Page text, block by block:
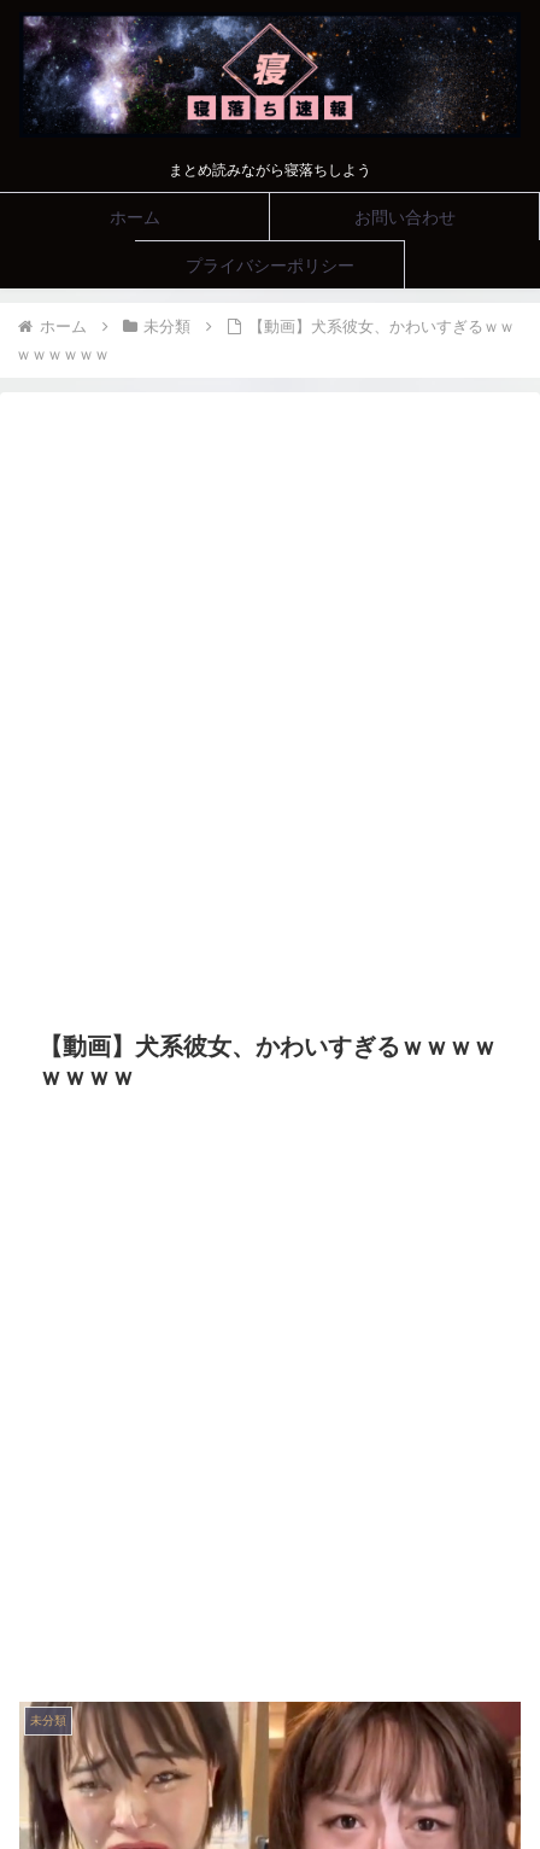
まとめ読みながら寝落ちしよう
ホーム お問い合わせ
プライバシーポリシー
ホーム 未分類
【動画】犬系彼女、かわいすぎるｗｗ
ｗｗｗｗｗｗ
【動画】犬系彼女、かわいすぎるｗｗｗｗ
ｗｗｗｗ
未分類